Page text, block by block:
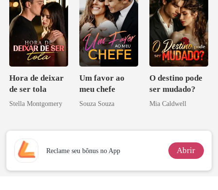
Hora de deixar
de ser tola
Stella Montgomery
Um favor ao
meu chefe
Souza Souza
O destino pode
ser mudado?
Mia Caldwell
Reclame seu bônus no App Abrir